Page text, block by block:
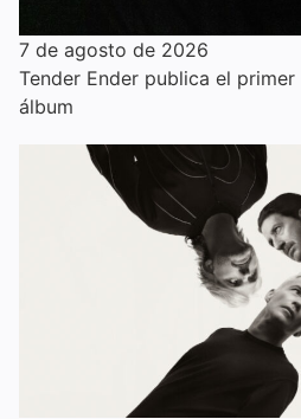
7 de agosto de 2026
Tender Ender publica el
álbum